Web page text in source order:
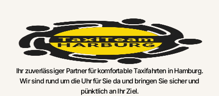
Ihr zuverlässiger Partner für komfortable Taxifahrten in Hamburg.
Wir sind rund um die Uhr für Sie da und bringen Sie sicher und
pünktlich an Ihr Ziel.